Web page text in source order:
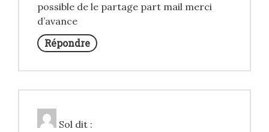
possible de le partage part mail merci
d’avance
Répondre
Sol dit :